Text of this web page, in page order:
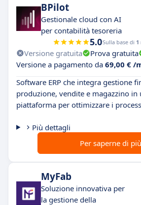
BPilot
Gestionale cloud con AI
per contabilità tesoreria
5.0Sulla base di 1
Versione gratuita Prova gratuita
Versione a pagamento da 69,00 € /
Software ERP che integra gestione
produzione, vendite e magazzino in
piattaforma per ottimizzare i
Più dettagli
Per saperne di più
MyFab
Soluzione innovativa per
la gestione della